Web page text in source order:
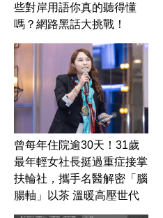
些對岸用語你真的聽得懂
嗎？網路黑話大挑戰！
曾每年住院逾30天！31歲
最年輕女社長挺過重症接掌
扶輪社，攜手名醫解密「腦
腸軸」以茶 溫暖高壓世代